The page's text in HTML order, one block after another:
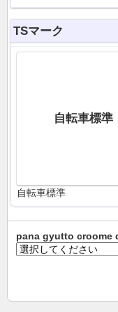
TSマーク
自転車標準
自転車標準
pana gyutto croome